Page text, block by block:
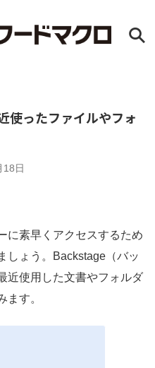
使ったファイルやフォ
18日
に素早くアクセスするため
しょう。Backstage（バッ
近使用した文書やフォルダ
ます。